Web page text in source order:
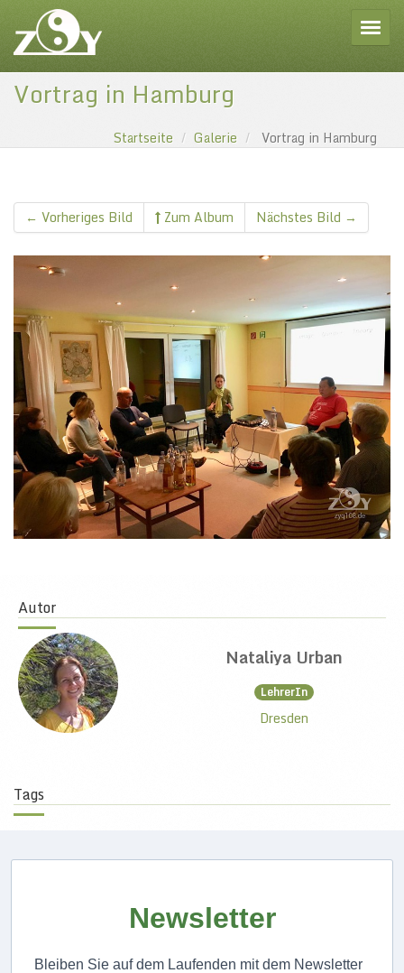
Vortrag in Hamburg
Startseite Galerie Vortrag in Hamburg
← Vorheriges Bild Zum Album Nächstes Bild →
Autor
Nataliya Urban
LehrerIn
Dresden
Tags
Newsletter
Bleiben Sie auf dem Laufenden mit dem Newsletter